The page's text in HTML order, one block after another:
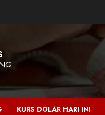
KURS DOLAR HARI INI